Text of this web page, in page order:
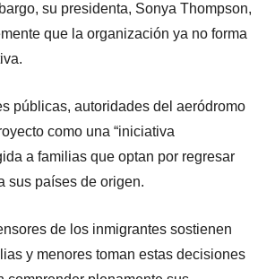
su presidenta, Sonya Thompson,
que la organización ya no forma
públicas, autoridades del aeródromo
como una “iniciativa
a familias que optan por regresar
sus países de origen.
de los inmigrantes sostienen
y menores toman estas decisiones